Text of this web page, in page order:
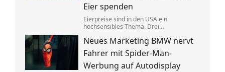
Eier spenden
Eierpreise sind in den USA ein
hochsensibles Thema. Drei
sich dabei illegalerweise abgesprochen
zu haben. Sie einigten sich mit der Justiz –
und liefern jetzt im großen Stil.
Neues Marketing BMW nervt
Fahrer mit Spider-Man-
Werbung auf Autodisplay